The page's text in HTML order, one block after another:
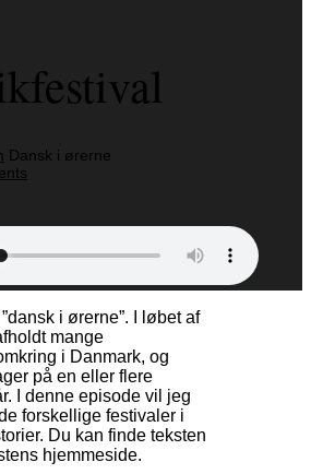
Dansk i ørerne
i ørerne”. I løbet af
mange
i Danmark, og
på en eller flere
I denne episode vil jeg
forskellige festivaler i
Du kan finde teksten
hjemmeside.